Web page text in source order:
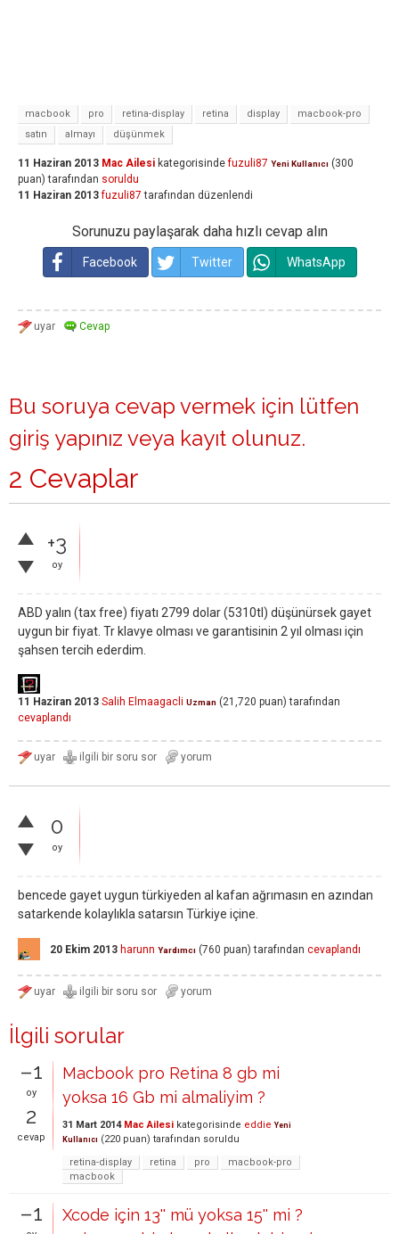
macbook pro retina-display retina display
macbook-pro
satın
almayı düşünmek
11 Haziran 2013 Mac Ailesi kategorisinde fuzuli87 Yeni Kullanıcı (300
puan) tarafından soruldu
11 Haziran 2013 fuzuli87 tarafından düzenlendi
Sorunuzu paylaşarak daha hızlı cevap alın
Facebook Twitter WhatsApp
Bu soruya cevap vermek için lütfen
giriş yapınız veya kayıt olunuz.
2 Cevaplar
+3
oy
ABD yalın (tax free) fiyatı 2799 dolar (5310tl) düşünürsek gayet
uygun bir fiyat. Tr klavye olması ve garantisinin 2 yıl olması için
şahsen tercih ederdim.
11 Haziran 2013 Salih Elmaagacli Uzman (21,720 puan) tarafından
cevaplandı
0
oy
bencede gayet uygun türkiyeden al kafan ağrımasın en azından
satarkende kolaylıkla satarsın Türkiye içine.
20 Ekim 2013 harunn Yardımcı (760 puan) tarafından cevaplandı
İlgili sorular
–1
oy
2
cevap
Macbook pro Retina 8 gb mi
yoksa 16 Gb mi almaliyim ?
31 Mart 2014 Mac Ailesi kategorisinde eddie Yeni
Kullanıcı (220 puan) tarafından soruldu
retina-display
retina pro
macbook-pro
macbook
–1
Xcode için 13'' mü yoksa 15'' mi ?